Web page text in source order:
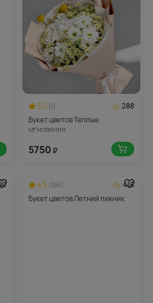
5.0 (1)
288
Букет цветов Теплые
мгновения
5750 ₽
4.5 (156)
418
Букет цветов Летний пикник